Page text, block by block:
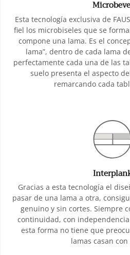
Esta tecnología exclusiva de
fiel los microbiseles que se
compone una lama. Es el
lama”, dentro de cada lama
perfectamente cada una de las
suelo presenta el aspecto
remarcando cada
Gracias a esta tecnología el
pasar de una lama a otra,
genuino y sin cortes. Siempre
continuidad, con
esta forma no tiene que
lamas casan con